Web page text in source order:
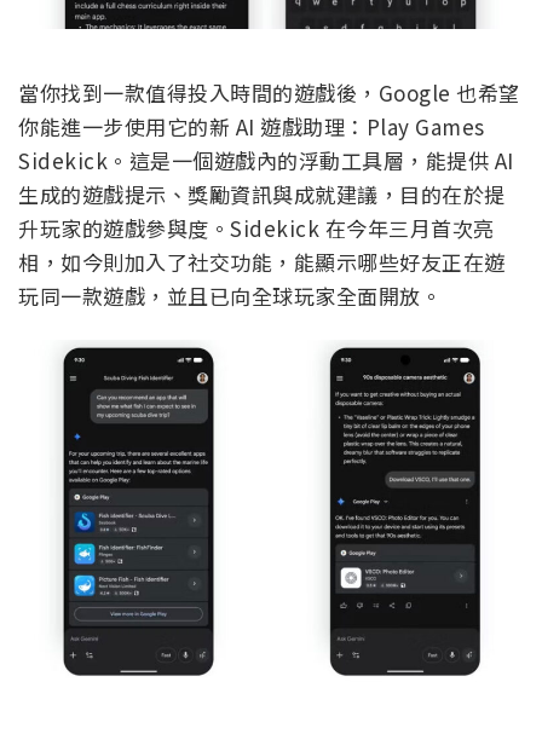
當你找到一款值得投入時間的遊戲後，Google 也希望
你能進一步使用它的新 AI 遊戲助理：Play Games
Sidekick。這是一個遊戲內的浮動工具層，能提供 AI
生成的遊戲提示、獎勵資訊與成就建議，目的在於提
升玩家的遊戲參與度。Sidekick 在今年三月首次亮
相，如今則加入了社交功能，能顯示哪些好友正在遊
玩同一款遊戲，並且已向全球玩家全面開放。